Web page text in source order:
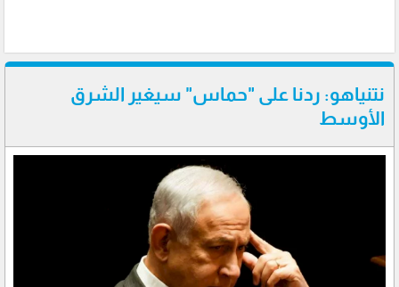
نتنياهو: ردنا على "حماس" سيغير الشرق
الأوسط